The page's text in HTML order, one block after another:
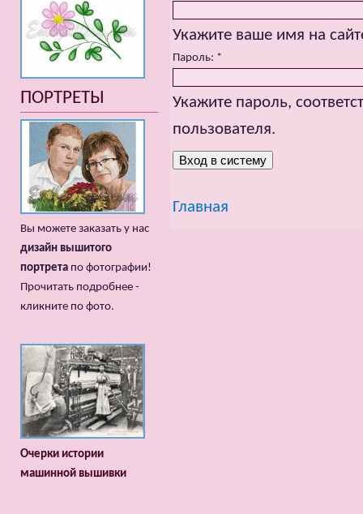
Укажите ваше имя на
Пароль: *
Укажите пароль,
пользователя.
Главная
ПОРТРЕТЫ
Вы можете заказать у нас
дизайн вышитого
портрета по фотографии!
Прочитать подробнее -
кликните по фото.
Очерки истории
машинной вышивки